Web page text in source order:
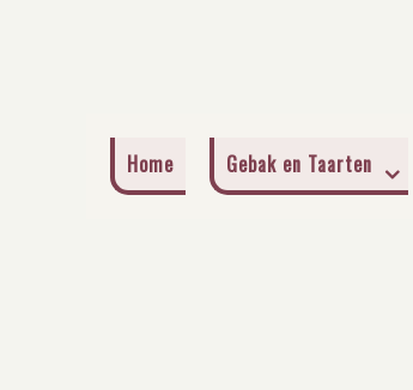
Home Gebak en Taarten